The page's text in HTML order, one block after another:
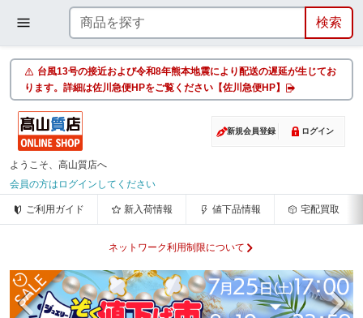
台風13号の接近および令和8年熊本地震により配送の遅延が生じてお
ります。詳細は佐川急便HPをご覧ください【佐川急便HP】
新規会員登録 ログイン
ようこそ、高山質店へ
会員の方はログインしてください
ご利用ガイド 新入荷情報 値下品情報 宅配買取
ネットワーク利用制限について